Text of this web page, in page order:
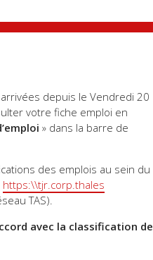
depuis le Vendredi 20
votre fiche emploi en
» dans la barre de
des emplois au sein du
https:\\tjr.corp.thales
TAS).
avec la classification de